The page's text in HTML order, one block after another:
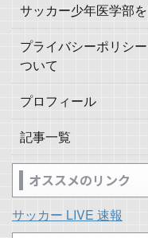
サッカー少年医学部
プライバシーポリシ
ついて
プロフィール
記事一覧
オススメのリンク
サッカー LIVE 速報